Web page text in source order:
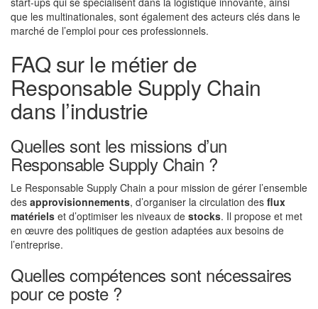
que les multinationales, sont également des acteurs clés dans le
marché de l’emploi pour ces professionnels.
FAQ sur le métier de
Responsable Supply Chain
dans l’industrie
Quelles sont les missions d’un
Responsable Supply Chain ?
Le Responsable Supply Chain a pour mission de gérer l’ensemble
des approvisionnements, d’organiser la circulation des flux
matériels et d’optimiser les niveaux de stocks. Il propose et met
en œuvre des politiques de gestion adaptées aux besoins de
l’entreprise.
Quelles compétences sont nécessaires
pour ce poste ?